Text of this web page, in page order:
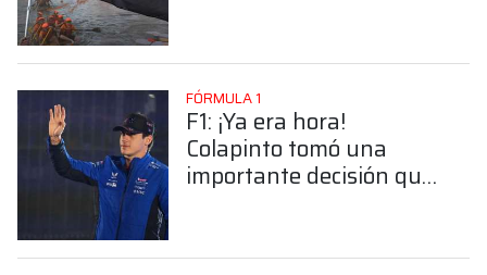
FÓRMULA 1
F1: ¡Ya era hora!
Colapinto tomó una
importante decisión que